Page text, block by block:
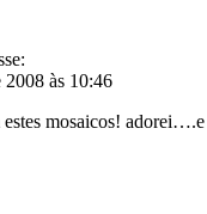
às 10:46
mosaicos!